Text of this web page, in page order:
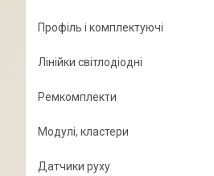
Профіль і комплектуючі
Лінійки світлодіодні
Ремкомплекти
Модулі, кластери
Датчики руху